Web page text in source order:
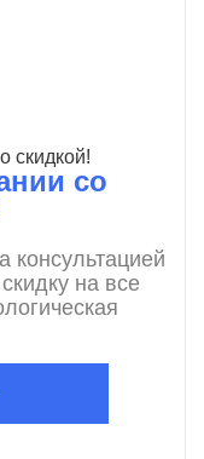
со
консультацией
на все